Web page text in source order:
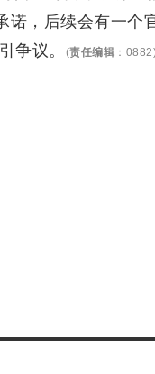
，后续会有一个
争议。
(责任编辑 ：